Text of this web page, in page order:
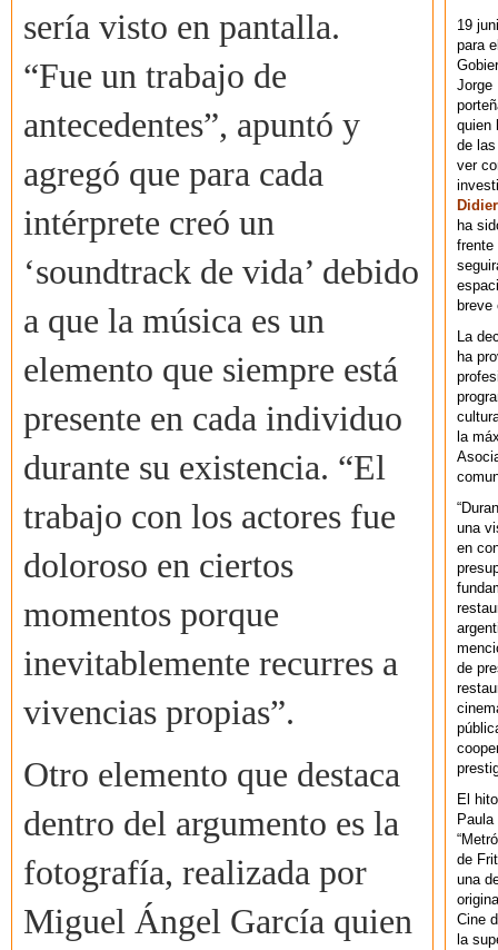
sería visto en pantalla.
“Fue un trabajo de
antecedentes”, apuntó y
agregó que para cada
intérprete creó un
‘soundtrack de vida’ debido
a que la música es un
elemento que siempre está
presente en cada individuo
durante su existencia. “El
trabajo con los actores fue
doloroso en ciertos
momentos porque
inevitablemente recurres a
vivencias propias”.
Otro elemento que destaca
dentro del argumento es la
fotografía, realizada por
Miguel Ángel García quien
19
para
Jorge
quien
de
ver
Didier
ha
frente
breve
La
ha
la
una
en
de
El
de
una
Cine
la